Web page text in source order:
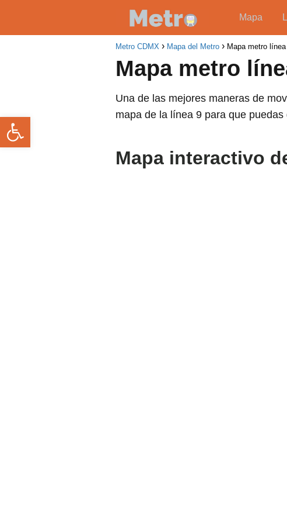
Mapa
Metro CDMX Mapa del Metro Mapa metro
Mapa metro
Una de las mejores maneras de
mapa de la línea 9 para que puedas
Mapa interactivo
Abrir barra de herramientas